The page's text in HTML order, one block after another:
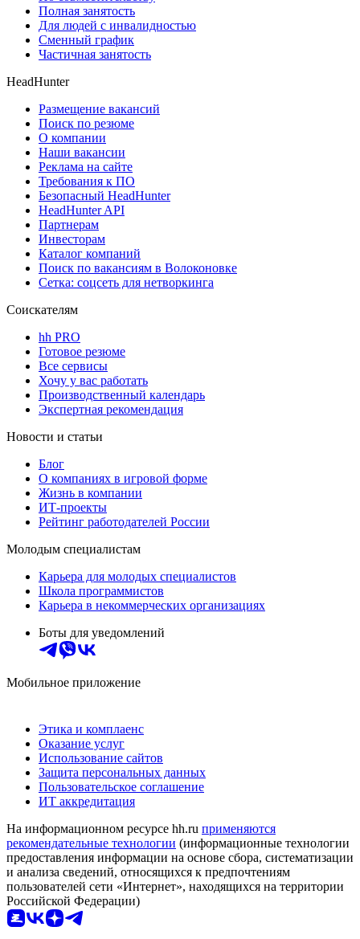
Полная занятость
Для людей с инвалидностью
Сменный график
Частичная занятость
HeadHunter
Размещение вакансий
Поиск по резюме
О компании
Наши вакансии
Реклама на сайте
Требования к ПО
Безопасный HeadHunter
HeadHunter API
Партнерам
Инвесторам
Каталог компаний
Поиск по вакансиям в Волоконовке
Сетка: соцсеть для нетворкинга
Соискателям
hh PRO
Готовое резюме
Все сервисы
Хочу у вас работать
Производственный календарь
Экспертная рекомендация
Новости и статьи
Блог
О компаниях в игровой форме
Жизнь в компании
ИТ-проекты
Рейтинг работодателей России
Молодым специалистам
Карьера для молодых специалистов
Школа программистов
Карьера в некоммерческих организациях
Боты для уведомлений
Мобильное приложение
Этика и комплаенс
Оказание услуг
Использование сайтов
Защита персональных данных
Пользовательское соглашение
ИТ аккредитация
На информационном ресурсе hh.ru применяются
рекомендательные технологии (информационные технологии
предоставления информации на основе сбора, систематизации
и анализа сведений, относящихся к предпочтениям
пользователей сети «Интернет», находящихся на территории
Российской Федерации)